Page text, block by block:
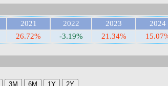
2021 2022 2023
2024
26.72% -3.19% 21.34%